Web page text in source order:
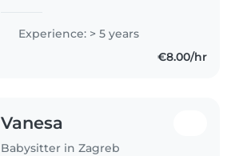
čuvanja djece. iznimno sam
svestrana te se bavim glumom,
plesom, sportom i pjevanjem.
Experience: > 5 years
€8.00/hr
Vanesa
Babysitter in Zagreb